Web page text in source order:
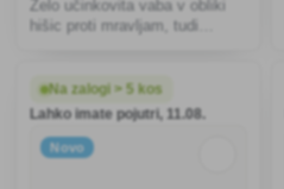
Zelo učinkovita vaba v obliki
hišic proti mravljam, tudi
Na zalogi > 5 kos
Lahko imate pojutri, 11.08.
Novo